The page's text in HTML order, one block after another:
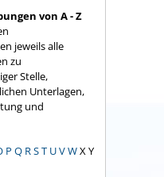
von A - Z
jeweils alle
zu
Stelle,
Unterlagen,
und
P Q RST UVWX Y